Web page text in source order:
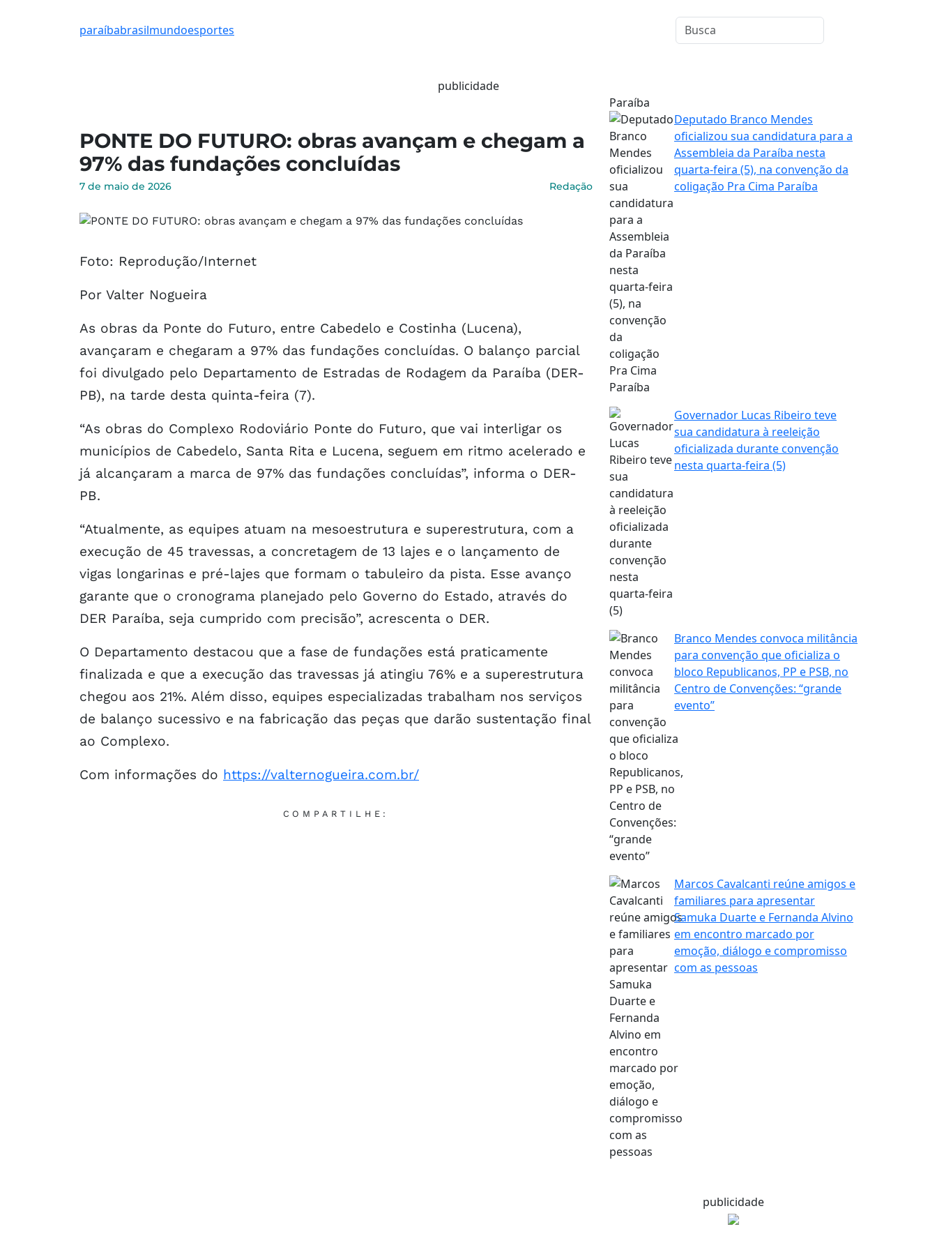
paraíbabrasilmundoesportes
publicidade
PONTE DO FUTURO: obras avançam e chegam a
97% das fundações concluídas
7 de maio de 2026 Redação
Foto: Reprodução/Internet
Por Valter Nogueira
As obras da Ponte do Futuro, entre Cabedelo e Costinha (Lucena),
avançaram e chegaram a 97% das fundações concluídas. O balanço parcial
foi divulgado pelo Departamento de Estradas de Rodagem da Paraíba (DER-
PB), na tarde desta quinta-feira (7).
“As obras do Complexo Rodoviário Ponte do Futuro, que vai interligar os
municípios de Cabedelo, Santa Rita e Lucena, seguem em ritmo acelerado e
já alcançaram a marca de 97% das fundações concluídas”, informa o DER-
PB.
“Atualmente, as equipes atuam na mesoestrutura e superestrutura, com a
execução de 45 travessas, a concretagem de 13 lajes e o lançamento de
vigas longarinas e pré-lajes que formam o tabuleiro da pista. Esse avanço
garante que o cronograma planejado pelo Governo do Estado, através do
DER Paraíba, seja cumprido com precisão”, acrescenta o DER.
O Departamento destacou que a fase de fundações está praticamente
finalizada e que a execução das travessas já atingiu 76% e a superestrutura
chegou aos 21%. Além disso, equipes especializadas trabalham nos serviços
de balanço sucessivo e na fabricação das peças que darão sustentação final
ao Complexo.
Com informações do https://valternogueira.com.br/
COMPARTILHE:
Paraíba
Deputado Branco Mendes
oficializou sua candidatura para a
Assembleia da Paraíba nesta
quarta-feira (5), na convenção da
coligação Pra Cima Paraíba
Governador Lucas Ribeiro teve
sua candidatura à reeleição
oficializada durante convenção
nesta quarta-feira (5)
Branco Mendes convoca militância
para convenção que oficializa o
bloco Republicanos, PP e PSB, no
Centro de Convenções: “grande
evento”
Marcos Cavalcanti reúne amigos e
familiares para apresentar
Samuka Duarte e Fernanda Alvino
em encontro marcado por
emoção, diálogo e compromisso
com as pessoas
publicidade